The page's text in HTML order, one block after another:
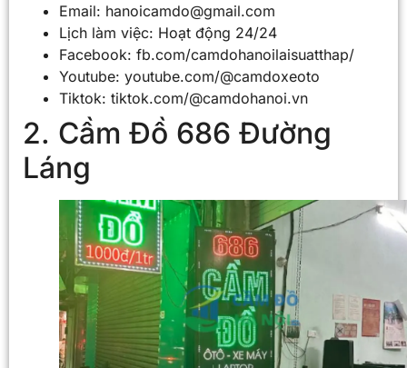
Email: hanoicamdo@gmail.com
Lịch làm việc: Hoạt động 24/24
Facebook: fb.com/camdohanoilaisuatthap/
Youtube: youtube.com/@camdoxeoto
Tiktok: tiktok.com/@camdohanoi.vn
2. Cầm Đồ 686 Đường
Láng